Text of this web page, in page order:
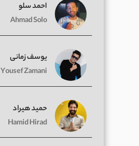
احمد سلو
Ahmad Solo
یوسف زمانی
Yousef Zamani
حمید هیراد
Hamid Hirad